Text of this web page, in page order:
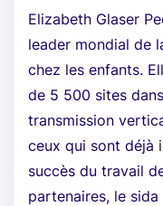
Elizabeth Glaser
leader mondial de
chez les enfants.
de 5 500 sites
transmission
ceux qui sont déjà
succès du travail
partenaires, le